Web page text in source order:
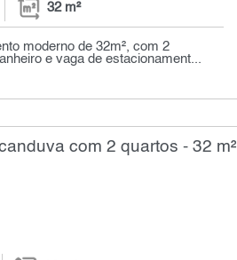
32 m²
moderno de 32m², com 2
e vaga de estacionament...
com 2 quartos - 32 m²